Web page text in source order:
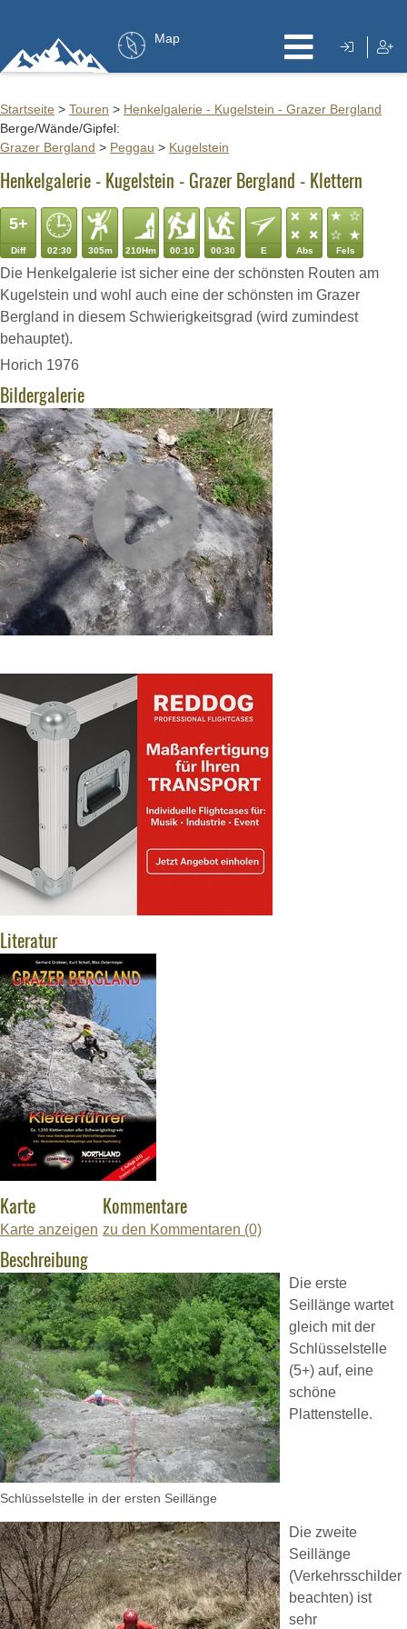
Map
Startseite > Touren > Henkelgalerie - Kugelstein - Grazer Bergland
Berge/Wände/Gipfel:
Grazer Bergland > Peggau > Kugelstein
Henkelgalerie - Kugelstein - Grazer Bergland - Klettern
5+
Diff 02:30 305m 210Hm 00:10 00:30 E Abs Fels
Die Henkelgalerie ist sicher eine der schönsten Routen am
Kugelstein und wohl auch eine der schönsten im Grazer
Bergland in diesem Schwierigkeitsgrad (wird zumindest
behauptet).
Horich 1976
Bildergalerie
Literatur
Karte
Karte anzeigen
Kommentare
zu den Kommentaren (0)
Beschreibung
Schlüsselstelle in der ersten Seillänge
Die erste
Seillänge wartet
gleich mit der
Schlüsselstelle
(5+) auf, eine
schöne
Plattenstelle.
Die zweite
Seillänge
(Verkehrsschilder
beachten) ist
sehr